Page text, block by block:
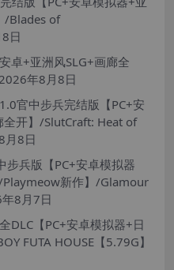
/Blades of
日
卓+亚洲风SLG+画廊全
2026年8月8日
官中步兵完结版【PC+安
全开】/SlutCraft: Heat of
月8日
步兵版【PC+安卓模拟器
Playmeow新作】/Glamour
8月7日
DLC【PC+安卓模拟器+日
FUTA HOUSE【5.79G】